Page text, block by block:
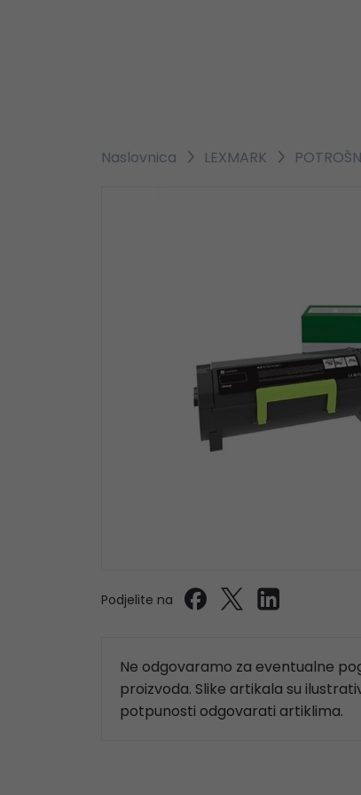
Naslovnica LEXMARK
Podjelite na
Ne odgovaramo za eventualne
proizvoda. Slike artikala su
potpunosti odgovarati artiklima.